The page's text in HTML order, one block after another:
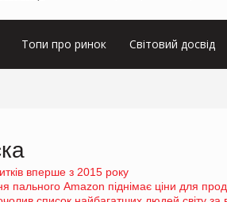
Топи про ринок Світовий досвід
вперше з 2015 року
пального Amazon піднімає ціни для